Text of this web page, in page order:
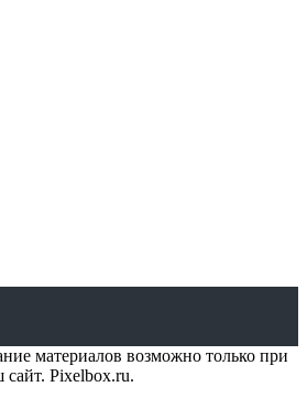
материалов возможно только при
Pixelbox.ru.